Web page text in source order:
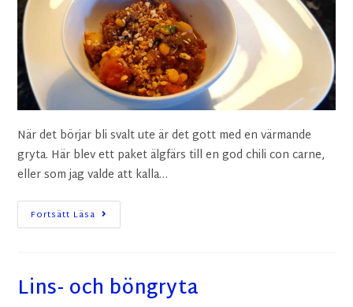
När det börjar bli svalt ute är det gott med en värmande
gryta. Här blev ett paket älgfärs till en god chili con carne,
eller som jag valde att kalla…
Fortsätt Läsa
Lins- och böngryta